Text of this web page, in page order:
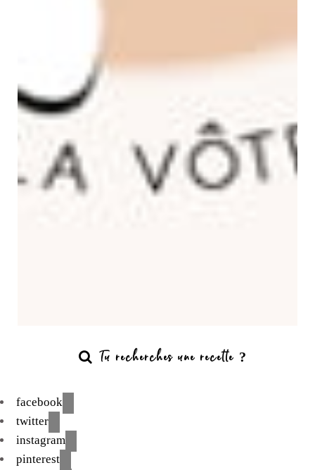
facebook
twitter
instagram
pinterest